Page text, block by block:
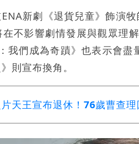
新劇《退貨兒童》飾演
不影響劇情發展與觀眾理
我們成為奇蹟》也表示會
則宣布換角。
片天王宣布退休！76歲曹查